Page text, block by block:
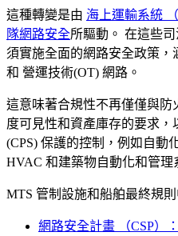
這種轉變是由 海上運輸系統
隊網路安全所驅動。 在這些
須實施全面的網路安全政策，
和 營運技術(OT) 網路。
這意味著合規性不再僅僅與
度可見性和資產庫存的要求
(CPS) 保護的控制，例如自動
HVAC 和建築物自動化和管理
MTS 管制設施和船舶最終規
網路安全計畫 （CSP）：